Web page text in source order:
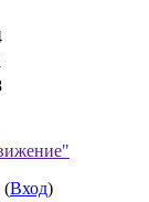
(Вход)